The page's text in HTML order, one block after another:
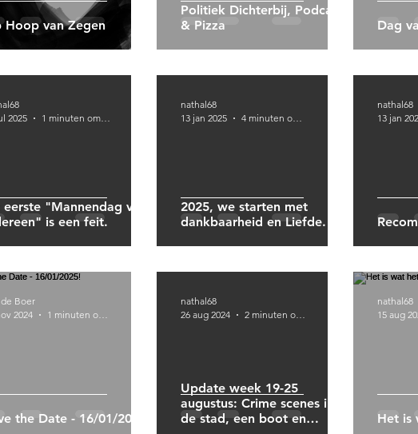
Hoop van Zegen
Politiek Dichterbij, Podcast
& Pizza
Dag
eerste "Mannendag voor
is een feit.
2025
1 minuten om te lezen
2025, we starten met
dankbaarheid en Liefde.
nathal68
13 jan 2025
4 minuten om te lezen
nathal68
13 jan
the Date - 16/01/2025!
Boer
2024
1 minuten om te lezen
Update week 19-25
augustus: Crime scenes in
de stad, een boot en
nathal68
26 aug 2024
2 minuten om te lezen
Het is
nathal68
15 aug